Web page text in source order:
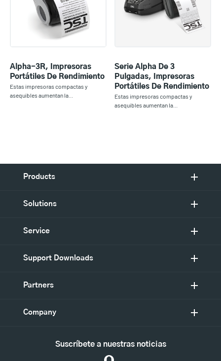
Alpha-3R, Impresoras
Portátiles De Rendimiento
Estas impresoras compactas y
asequibles aumentan la...
Serie Alpha De 3
Pulgadas, Impresoras
Portátiles De Rendimiento
Estas impresoras compactas y
asequibles aumentan la...
Products
Solutions
Service
Support Downloads
Partners
Company
Suscríbete a nuestras noticias